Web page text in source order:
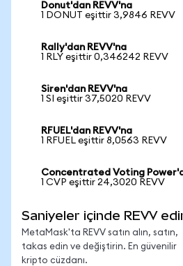
Donut'dan REVV'na
1 DONUT eşittir 3,9846 REVV
Rally'dan REVV'na
1 RLY eşittir 0,346242 REVV
Siren'dan REVV'na
1 SI eşittir 37,5020 REVV
RFUEL'dan REVV'na
1 RFUEL eşittir 8,0563 REVV
Concentrated Voting
1 CVP eşittir 24,3020 REVV
Saniyeler içinde REVV
MetaMask'ta REVV satın alın, satın,
takas edin ve değiştirin. En güvenilir
kripto cüzdanı.